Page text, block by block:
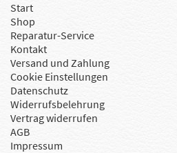
Start
Shop
Reparatur-Service
Kontakt
Versand und Zahlung
Cookie Einstellungen
Datenschutz
Widerrufsbelehrung
Vertrag widerrufen
AGB
Impressum